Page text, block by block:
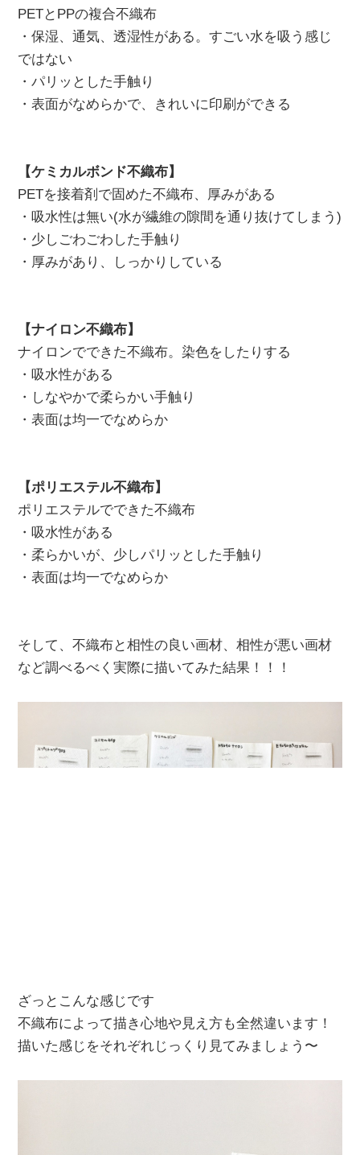
PETとPPの複合不織布
・保湿、通気、透湿性がある。すごい水を吸う感じ
ではない
・パリッとした手触り
・表面がなめらかで、きれいに印刷ができる
【ケミカルボンド不織布】
PETを接着剤で固めた不織布、厚みがある
・吸水性は無い(水が繊維の隙間を通り抜けてしまう)
・少しごわごわした手触り
・厚みがあり、しっかりしている
【ナイロン不織布】
ナイロンでできた不織布。染色をしたりする
・吸水性がある
・しなやかで柔らかい手触り
・表面は均一でなめらか
【ポリエステル不織布】
ポリエステルでできた不織布
・吸水性がある
・柔らかいが、少しパリッとした手触り
・表面は均一でなめらか
そして、不織布と相性の良い画材、相性が悪い画材
など調べるべく実際に描いてみた結果！！！
ざっとこんな感じです
不織布によって描き心地や見え方も全然違います！
描いた感じをそれぞれじっくり見てみましょう〜